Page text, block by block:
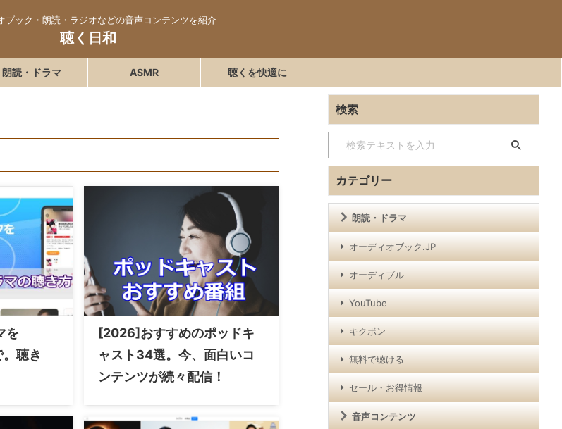
ブック・朗読・ラジオなどの音声コンテンツを紹介
聴く日和
朗読・ドラマ ASMR 聴くを快適に
を
聴き
[2026]おすすめのポッドキ
ャスト34選。今、面白いコ
ンテンツが続々配信！
検索
カテゴリー
朗読・ドラマ
オーディオブック.JP
オーディブル
YouTube
キクボン
無料で聴ける
セール・お得情報
音声コンテンツ